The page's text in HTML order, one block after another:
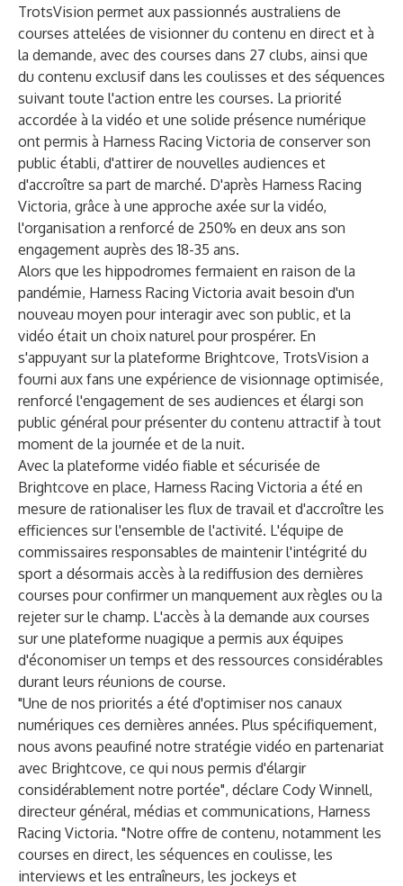
TrotsVision permet aux passionnés australiens de
courses attelées de visionner du contenu en direct et à
la demande, avec des courses dans 27 clubs, ainsi que
du contenu exclusif dans les coulisses et des séquences
suivant toute l'action entre les courses. La priorité
accordée à la vidéo et une solide présence numérique
ont permis à Harness Racing Victoria de conserver son
public établi, d'attirer de nouvelles audiences et
d'accroître sa part de marché. D'après Harness Racing
Victoria, grâce à une approche axée sur la vidéo,
l'organisation a renforcé de 250% en deux ans son
engagement auprès des 18-35 ans.
Alors que les hippodromes fermaient en raison de la
pandémie, Harness Racing Victoria avait besoin d'un
nouveau moyen pour interagir avec son public, et la
vidéo était un choix naturel pour prospérer. En
s'appuyant sur la plateforme Brightcove, TrotsVision a
fourni aux fans une expérience de visionnage optimisée,
renforcé l'engagement de ses audiences et élargi son
public général pour présenter du contenu attractif à tout
moment de la journée et de la nuit.
Avec la plateforme vidéo fiable et sécurisée de
Brightcove en place, Harness Racing Victoria a été en
mesure de rationaliser les flux de travail et d'accroître les
efficiences sur l'ensemble de l'activité. L'équipe de
commissaires responsables de maintenir l'intégrité du
sport a désormais accès à la rediffusion des dernières
courses pour confirmer un manquement aux règles ou la
rejeter sur le champ. L'accès à la demande aux courses
sur une plateforme nuagique a permis aux équipes
d'économiser un temps et des ressources considérables
durant leurs réunions de course.
"Une de nos priorités a été d'optimiser nos canaux
numériques ces dernières années. Plus spécifiquement,
nous avons peaufiné notre stratégie vidéo en partenariat
avec Brightcove, ce qui nous permis d'élargir
considérablement notre portée", déclare Cody Winnell,
directeur général, médias et communications, Harness
Racing Victoria. "Notre offre de contenu, notamment les
courses en direct, les séquences en coulisse, les
interviews et les entraîneurs, les jockeys et